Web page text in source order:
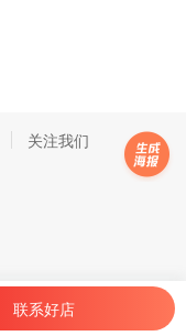
联系好店
关注我们